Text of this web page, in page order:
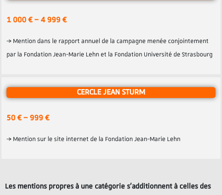
1 000 € – 4 999 €
→ Mention dans le rapport annuel de la campagne menée conjointement
par la Fondation Jean-Marie Lehn et la Fondation Université de Strasbourg
CERCLE JEAN STURM
50 € – 999 €
→ Mention sur le site internet de la Fondation Jean-Marie Lehn
Les mentions propres à une catégorie s’additionnent à celles des